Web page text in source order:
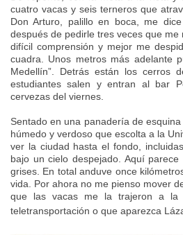
cuatro vacas y seis terneros que
Don Arturo, palillo en boca, me
después de pedirle tres veces que
difícil comprensión y mejor me
cuadra. Unos metros más adelante
Medellín”. Detrás están los cerros
estudiantes salen y entran al bar
cervezas del viernes.
Sentado en una panadería de
húmedo y verdoso que escolta a la
ver la ciudad hasta el fondo,
bajo un cielo despejado. Aquí
grises. En total anduve once
vida. Por ahora no me pienso mover
que las vacas me la trajeron a la
teletransportación o que aparezca